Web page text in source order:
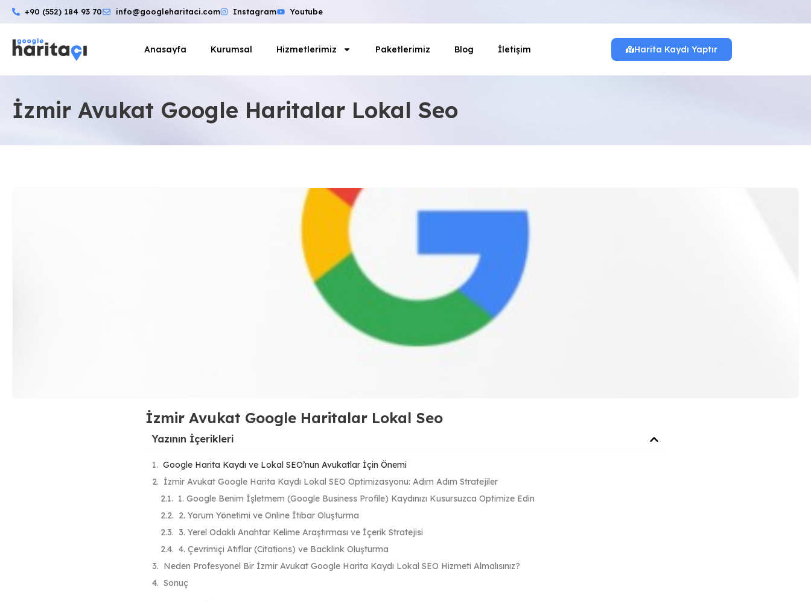
+90 (552) 184 93 70 info@googleharitaci.com Instagram Youtube
Anasayfa Kurumsal Hizmetlerimiz Paketlerimiz Blog İletişim Harita Kaydı Yaptır
İzmir Avukat Google Haritalar Lokal Seo
İzmir Avukat Google Haritalar Lokal Seo
Yazının İçerikleri
Google Harita Kaydı ve Lokal SEO’nun Avukatlar İçin Önemi
İzmir Avukat Google Harita Kaydı Lokal SEO Optimizasyonu: Adım Adım Stratejiler
1. Google Benim İşletmem (Google Business Profile) Kaydınızı Kusursuzca Optimize Edin
2. Yorum Yönetimi ve Online İtibar Oluşturma
3. Yerel Odaklı Anahtar Kelime Araştırması ve İçerik Stratejisi
4. Çevrimiçi Atıflar (Citations) ve Backlink Oluşturma
Neden Profesyonel Bir İzmir Avukat Google Harita Kaydı Lokal SEO Hizmeti Almalısınız?
Sonuç